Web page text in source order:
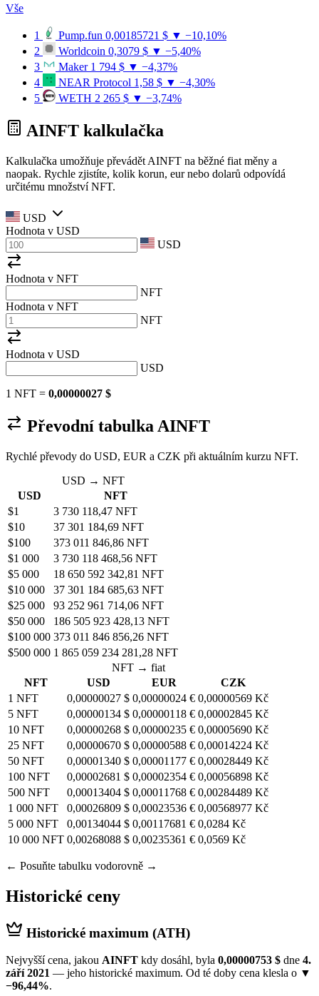
Vše
1 Pump.fun 0,00185721 $ ▼ −10,10%
2
Worldcoin 0,3079 $ ▼ −5,40%
3
Maker 1 794 $ ▼ −4,37%
4
NEAR Protocol 1,58 $ ▼ −4,30%
5
WETH 2 265 $ ▼ −3,74%
AINFT kalkulačka
Kalkulačka umožňuje převádět AINFT na běžné fiat měny a
naopak. Rychle zjistíte, kolik korun, eur nebo dolarů odpovídá
určitému množství NFT.
USD
Hodnota v USD
USD
Hodnota v NFT
NFT
Hodnota v NFT
NFT
Hodnota v USD
USD
1 NFT = 0,00000027 $
Převodní tabulka AINFT
Rychlé převody do USD, EUR a CZK při aktuálním kurzu NFT.
USD → NFT
USD
NFT
$1
3 730 118,47 NFT
$10
37 301 184,69 NFT
$100
373 011 846,86 NFT
$1 000
3 730 118 468,56 NFT
$5 000
18 650 592 342,81 NFT
$10 000
37 301 184 685,63 NFT
$25 000
93 252 961 714,06 NFT
$50 000
186 505 923 428,13 NFT
$100 000 373 011 846 856,26 NFT
$500 000 1 865 059 234 281,28 NFT
NFT → fiat
NFT
USD EUR
CZK
1 NFT
0,00000027 $ 0,00000024 € 0,00000569 Kč
5 NFT
0,00000134 $ 0,00000118 € 0,00002845 Kč
10 NFT
0,00000268 $ 0,00000235 € 0,00005690 Kč
25 NFT
0,00000670 $ 0,00000588 € 0,00014224 Kč
50 NFT
0,00001340 $ 0,00001177 € 0,00028449 Kč
100 NFT
0,00002681 $ 0,00002354 € 0,00056898 Kč
500 NFT
0,00013404 $ 0,00011768 € 0,00284489 Kč
1 000 NFT
0,00026809 $ 0,00023536 € 0,00568977 Kč
5 000 NFT
0,00134044 $ 0,00117681 € 0,0284 Kč
10 000 NFT 0,00268088 $ 0,00235361 € 0,0569 Kč
← Posuňte tabulku vodorovně →
Historické ceny
Historické maximum (ATH)
Nejvyšší cena, jakou AINFT kdy dosáhl, byla 0,00000753 $ dne 4.
září 2021 — jeho historické maximum. Od té doby cena klesla o ▼
−96,44%.